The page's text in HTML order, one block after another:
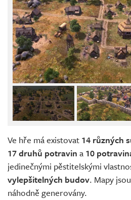
Ve hře má existovat 14 různých
17 druhů potravin a 10
jedinečnými pěstitelskými
vylepšitelných budov. Mapy
náhodně generovány.